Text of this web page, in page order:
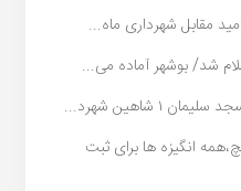
مقابل شهرداری ماه...
شد/ بوشهر آماده می...
شاهین شهرد...
انگیزه ها برای ثبت